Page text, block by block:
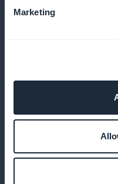
Marketing
Tarjouskohteen
Tarjoa lukijoillesi
lääketieteelliset
ne uudelleen aina